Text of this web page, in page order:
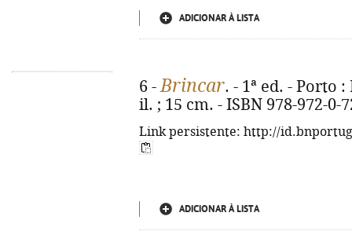
ADICIONAR À LISTA
6 -Brincar. - 1ª ed. - Porto
il. ; 15 cm. - ISBN 978-972-0-
Link persistente: http://
ADICIONAR À LISTA